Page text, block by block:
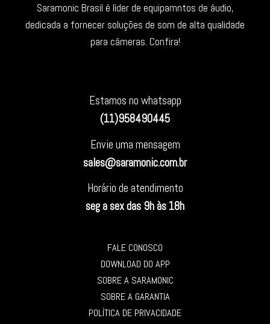
Saramonic Brasil é líder de equipamntos de áudio,
dedicada a fornecer soluções de som de alta qualidade
para câmeras. Confira!
Estamos no whatsapp
(11)958490445
Envie uma mensagem
sales@saramonic.com.br
Horário de atendimento
seg a sex das 9h às 18h
FALE CONOSCO
DOWNLOAD DO APP
SOBRE A SARAMONIC
SOBRE A GARANTIA
POLÍTICA DE PRIVACIDADE